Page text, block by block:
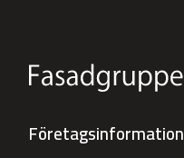
Företagsinformation